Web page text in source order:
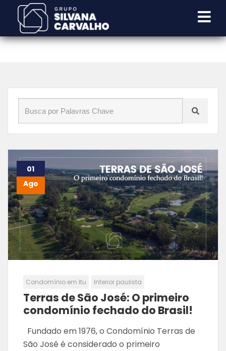
Início»Blog»administração imobiliária
01
Ago
Condomínio em Itu Interior paulista
Terras de São José: O primeiro
condomínio fechado do Brasil!
Fundado em 1976, o Condomínio Terras de
São José é considerado o primeiro